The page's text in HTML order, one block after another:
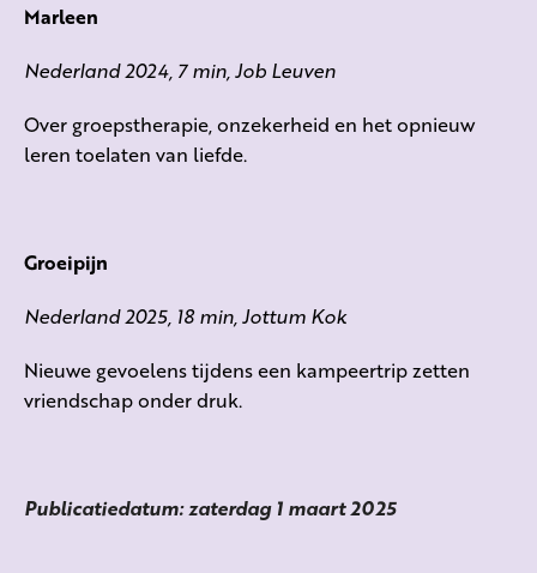
Marleen
Nederland 2024, 7 min, Job Leuven
Over groepstherapie, onzekerheid en het opnieuw
leren toelaten van liefde.
Groeipijn
Nederland 2025, 18 min, Jottum Kok
Nieuwe gevoelens tijdens een kampeertrip zetten
vriendschap onder druk.
Publicatiedatum: zaterdag 1 maart 2025